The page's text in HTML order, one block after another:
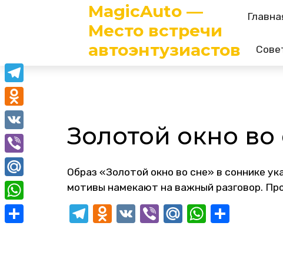
MagicAuto —
Место встречи
автоэнтузиастов
Золотой окно во
Образ «Золотой окно во сне» в соннике
мотивы намекают на важный разговор.
Telegram
Odnoklassniki
VK ViberMail.RuWhatsApp
Telegram
Odnoklassniki
VK
Viber
Mail.Ru
WhatsApp